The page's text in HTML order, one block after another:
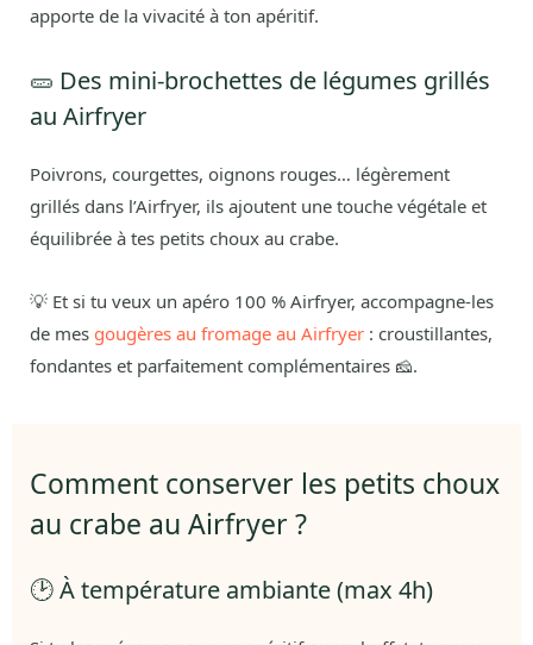
apporte de la vivacité à ton apéritif.
🥒 Des mini-brochettes de légumes grillés
au Airfryer
Poivrons, courgettes, oignons rouges… légèrement
grillés dans l’Airfryer, ils ajoutent une touche végétale et
équilibrée à tes petits choux au crabe.
💡 Et si tu veux un apéro 100 % Airfryer, accompagne-les
de mes gougères au fromage au Airfryer : croustillantes,
fondantes et parfaitement complémentaires 🧀.
Comment conserver les petits choux
au crabe au Airfryer ?
🕑 À température ambiante (max 4h)